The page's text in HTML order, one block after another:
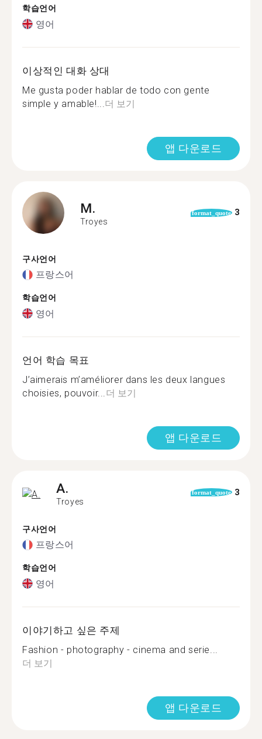
학습언어
영어
이상적인 대화 상대
Me gusta poder hablar de todo con gente
simple y amable!... 더 보기
앱 다운로드
M.
Troyes
format_quote 3
구사언어
프랑스어
학습언어
영어
언어 학습 목표
J’aimerais m’améliorer dans les deux langues
choisies, pouvoir... 더 보기
앱 다운로드
A.
Troyes
format_quote 3
구사언어
프랑스어
학습언어
영어
이야기하고 싶은 주제
Fashion - photography - cinema and serie...
더 보기
앱 다운로드